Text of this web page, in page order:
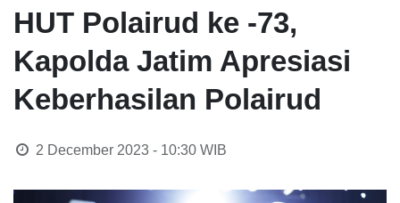
HUT Polairud ke -73,
Kapolda Jatim Apresiasi
Keberhasilan Polairud
2 December 2023 - 10:30WIB